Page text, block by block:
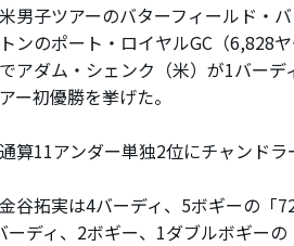
男子ツアーのバターフィールド・
ンのポート・ロイヤルGC（6,828
アダム・シェンク（米）が1バー
ー初優勝を挙げた。
算11アンダー単独2位にチャンドラ
谷拓実は4バーディ、5ボギーの「
ーディ、2ボギー、1ダブルボギー